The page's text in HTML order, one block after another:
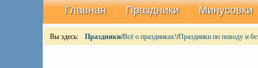
Главная Праздники Минусовки
Вы здесь: Праздники/Всё о праздниках!/Праздники по поводу и